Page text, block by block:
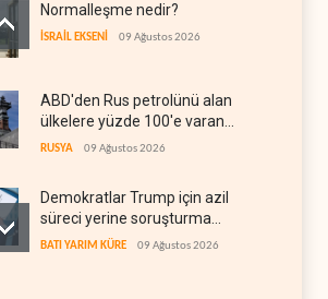
Normalleşme nedir?
İSRAİL EKSENİ 09 Ağustos 2026
ABD'den Rus petrolünü alan
ülkelere yüzde 100'e varan
gümrük vergisi
RUSYA 09 Ağustos 2026
Demokratlar Trump için azil
süreci yerine soruşturma
hazırlıyor
BATI YARIM KÜRE 09 Ağustos 2026